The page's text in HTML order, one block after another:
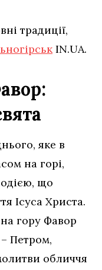
традиції,
IN.UA.
яке в
на горі,
що
Ісуса Христа.
гору Фавор
Петром,
обличчя